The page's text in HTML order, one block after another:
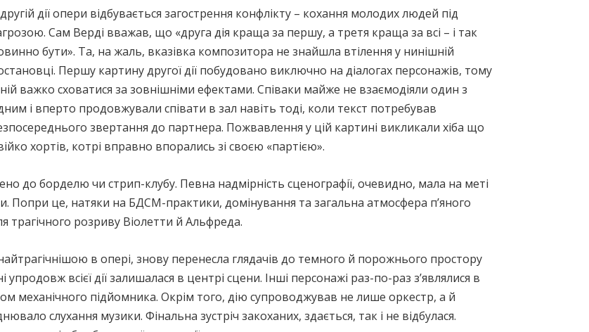
дії опери відбувається загострення конфлікту – кохання молодих людей під
Сам Верді вважав, що «друга дія краща за першу, а третя краща за всі – і так
бути». Та, на жаль, вказівка композитора не знайшла втілення у нинішній
Першу картину другої дії побудовано виключно на діалогах персонажів, тому
важко сховатися за зовнішніми ефектами. Співаки майже не взаємодіяли один з
і вперто продовжували співати в зал навіть тоді, коли текст потребував
звертання до партнера. Пожвавлення у цій картині викликали хіба що
хортів, котрі вправно впорались зі своєю «партією».
до борделю чи стрип-клубу. Певна надмірність сценографії, очевидно, мала на меті
Попри це, натяки на БДСМ-практики, домінування та загальна атмосфера п’яного
трагічного розриву Віолетти й Альфреда.
в опері, знову перенесла глядачів до темного й порожнього простору
упродовж всієї дії залишалася в центрі сцени. Інші персонажі раз-по-раз з’являлися в
механічного підйомника. Окрім того, дію супроводжував не лише оркестр, а й
слухання музики. Фінальна зустріч закоханих, здається, так і не відбулася.